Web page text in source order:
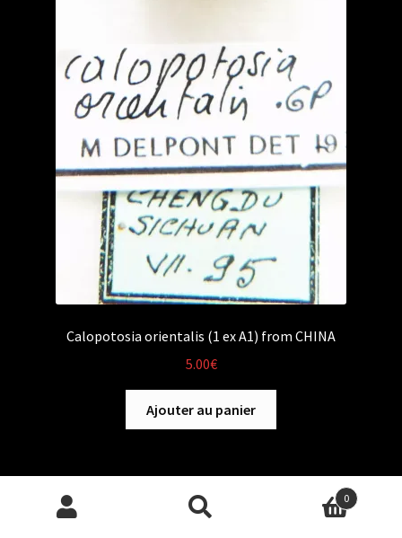
Calopotosia orientalis (1 ex A1) from CHINA
5.00€
Ajouter au panier
Recherche
Recherche
0